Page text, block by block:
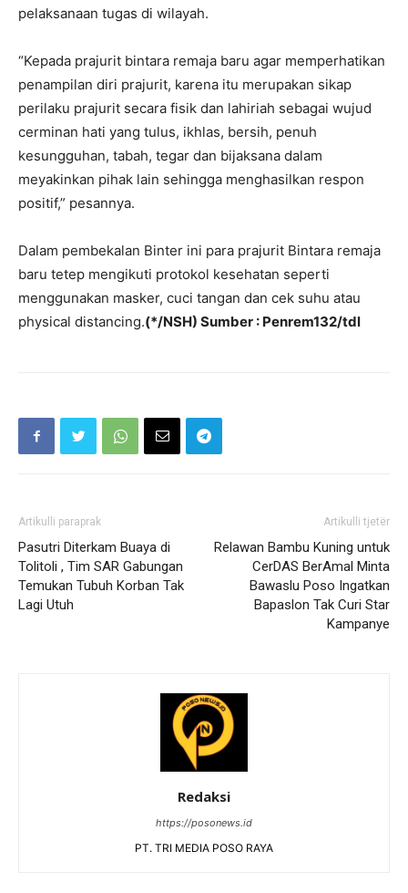
pelaksanaan tugas di wilayah.
“Kepada prajurit bintara remaja baru agar memperhatikan
penampilan diri prajurit, karena itu merupakan sikap
perilaku prajurit secara fisik dan lahiriah sebagai wujud
cerminan hati yang tulus, ikhlas, bersih, penuh
kesungguhan, tabah, tegar dan bijaksana dalam
meyakinkan pihak lain sehingga menghasilkan respon
positif,” pesannya.
Dalam pembekalan Binter ini para prajurit Bintara remaja
baru tetep mengikuti protokol kesehatan seperti
menggunakan masker, cuci tangan dan cek suhu atau
physical distancing.(*/NSH) Sumber : Penrem132/tdl
Artikulli paraprak
Pasutri Diterkam Buaya di
Tolitoli , Tim SAR Gabungan
Temukan Tubuh Korban Tak
Lagi Utuh
Artikulli tjetër
Relawan Bambu Kuning untuk
CerDAS BerAmal Minta
Bawaslu Poso Ingatkan
Bapaslon Tak Curi Star
Kampanye
Redaksi
https://posonews.id
PT. TRI MEDIA POSO RAYA